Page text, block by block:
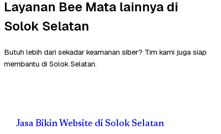
Layanan Bee Mata lainnya di
Solok Selatan
Butuh lebih dari sekadar keamanan siber? Tim kami juga siap
membantu di Solok Selatan.
Jasa Bikin Website di Solok Selatan